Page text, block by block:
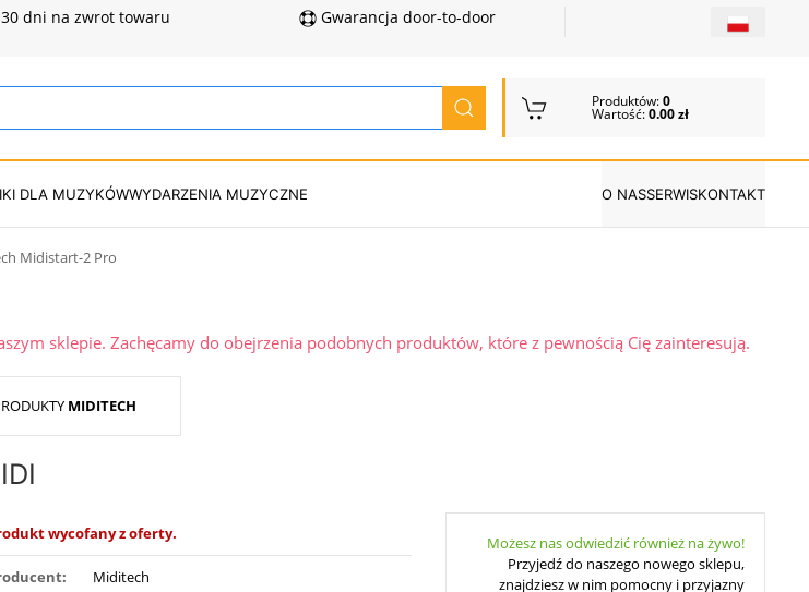
30 dni na zwrot towaru Gwarancja door-to-door
Produktów:0
Wartość:0.00 zł
DLA MUZYKÓWWYDARZENIA MUZYCZNE O NASSERWISKONTAKT
Midistart-2 Pro
sklepie. Zachęcamy do obejrzenia podobnych produktów, które z pewnością Cię zainteresują.
MIDITECH
wycofany z oferty.
Miditech
Możesz nas odwiedzić również na żywo!
Przyjedź do naszego nowego sklepu,
znajdziesz w nim pomocny i przyjazny